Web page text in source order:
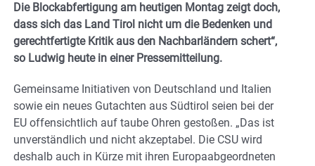
Die Blockabfertigung am heutigen Montag zeigt doch,
dass sich das Land Tirol nicht um die Bedenken und
gerechtfertigte Kritik aus den Nachbarländern schert“,
so Ludwig heute in einer Pressemitteilung.
Gemeinsame Initiativen von Deutschland und Italien
sowie ein neues Gutachten aus Südtirol seien bei der
EU offensichtlich auf taube Ohren gestoßen. „Das ist
unverständlich und nicht akzeptabel. Die CSU wird
deshalb auch in Kürze mit ihren Europaabgeordneten